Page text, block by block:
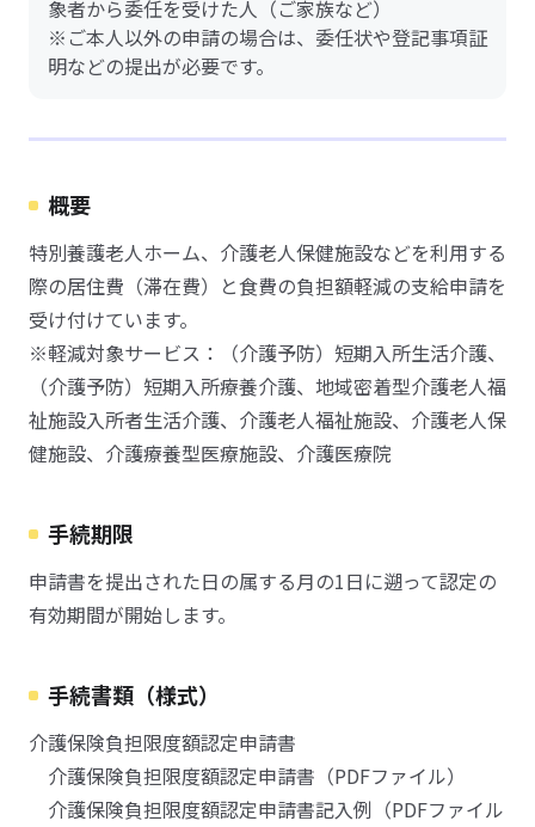
象者から委任を受けた人（ご家族など）
※ご本人以外の申請の場合は、委任状や登記事項証
明などの提出が必要です。
概要
特別養護老人ホーム、介護老人保健施設などを利用する
際の居住費（滞在費）と食費の負担額軽減の支給申請を
受け付けています。
※軽減対象サービス：（介護予防）短期入所生活介護、
（介護予防）短期入所療養介護、地域密着型介護老人福
祉施設入所者生活介護、介護老人福祉施設、介護老人保
健施設、介護療養型医療施設、介護医療院
手続期限
申請書を提出された日の属する月の1日に遡って認定の
有効期間が開始します。
手続書類（様式）
介護保険負担限度額認定申請書
介護保険負担限度額認定申請書（PDFファイル）
介護保険負担限度額認定申請書記入例（PDFファイル